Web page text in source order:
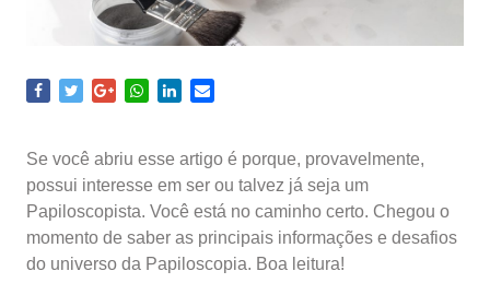
Se você abriu esse artigo é porque, provavelmente,
possui interesse em ser ou talvez já seja um
Papiloscopista. Você está no caminho certo. Chegou o
momento de saber as principais informações e desafios
do universo da Papiloscopia. Boa leitura!